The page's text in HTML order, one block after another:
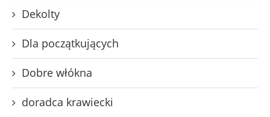
Dekolty
Dla początkujących
Dobre włókna
doradca krawiecki